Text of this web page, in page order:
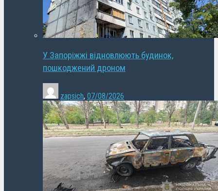
У Запоріжжі відновлюють будинок,
пошкоджений дроном
zapsich, 07/08/2026